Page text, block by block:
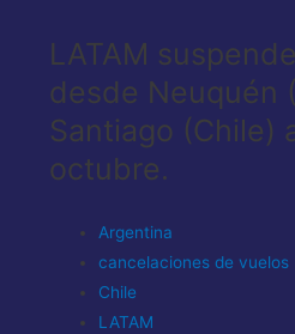
LATAM
desde Neuquén
Santiago (Chile)
octubre.
Argentina
cancelaciones de vuelos
Chile
LATAM